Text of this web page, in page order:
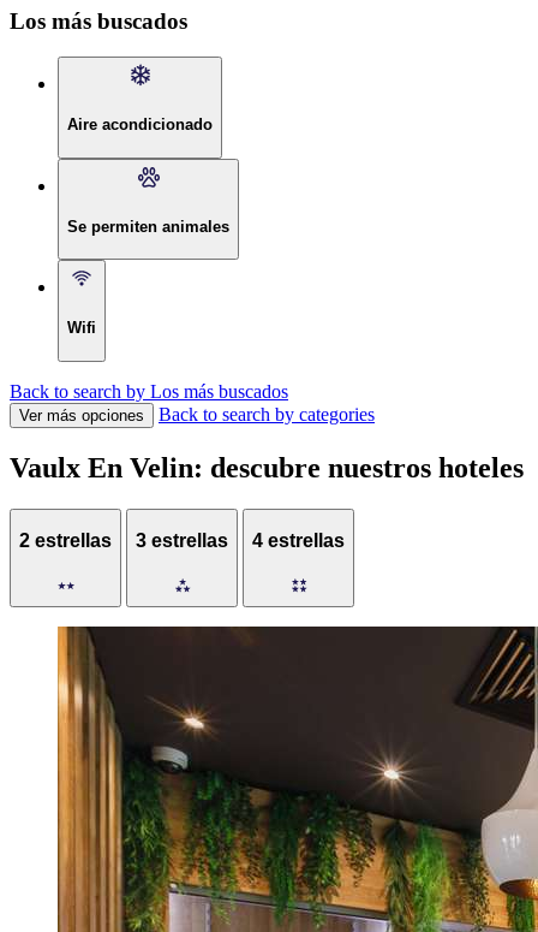
Los más buscados
Aire acondicionado
Se permiten animales
Wifi
Back to search by Los más buscados
Ver más opciones Back to search by categories
Vaulx En Velin: descubre nuestros hoteles
2 estrellas 3 estrellas 4 estrellas